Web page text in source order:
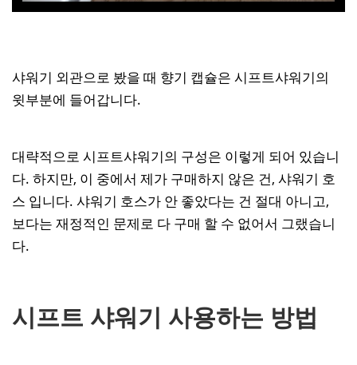
샤워기 외관으로 봤을 때 향기 캡슐은 시프트샤워기의
윗부분에 들어갑니다.
대략적으로 시프트샤워기의 구성은 이렇게 되어 있습니
다. 하지만, 이 중에서 제가 구매하지 않은 건, 샤워기 호
스 입니다. 샤워기 호스가 안 좋았다는 건 절대 아니고,
보다는 재정적인 문제로 다 구매 할 수 없어서 그랬습니
다.
시프트 샤워기 사용하는 방법